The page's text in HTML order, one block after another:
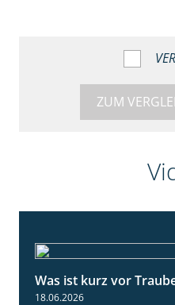
ZUM
Was ist kurz vor
18.06.2026